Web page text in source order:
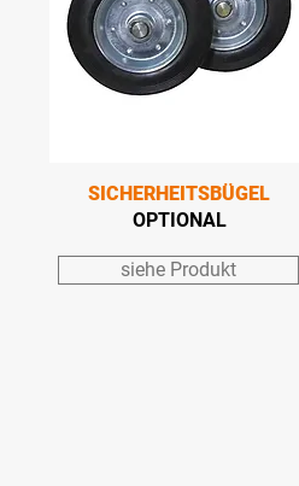
SICHERHEITSBÜGEL
OPTIONAL
siehe Produkt